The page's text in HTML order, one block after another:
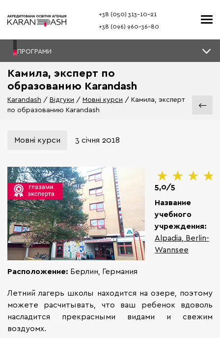
+38 (050) 313–10-21
+38 (096) 960–36-80
ПРОГРАМИ
Камила, эксперт по
образованию Karandash
Karandash Відгуки Мовні курси
Камила, эксперт
по образованию Karandash
Мовні курси 3 січня 2018
5,0/5
Название
учебного
учреждения:
Alpadia, Berlin-
Wannsee
Расположение: Берлин, Германия
Летний лагерь школы находится на озере, поэтому
можете расчитывать, что ваш ребенок вдоволь
насладится прекрасными видами и свежим
воздуомх.